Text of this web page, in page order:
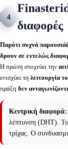
4
διαφορές
Παρότι συχνά
δρουν σε εντελώς
Η πρώτη στοχεύει την
ενισχύει τη λειτουργία
πράξη δεν
Κεντρική διαφορά:
λέπτυνση (DHT). Το
τρίχας. Ο